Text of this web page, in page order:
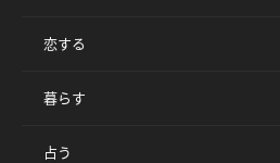
恋する
暮らす
占う